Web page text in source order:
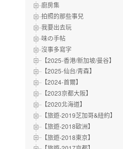
廚房集
拍照的那些事兒
我要出去玩
味の手帖‬
沒事多寫字
【2025-香港/新加坡/曼谷】
【2025-仙台/青森】
【2024-首爾】
【2023京都大阪】
【2020北海道】
【旅遊-2019芝加哥&紐約】
【旅遊-2018歐洲】
【旅遊-2018東京】